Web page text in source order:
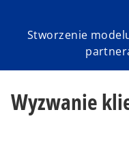
Stworzenie
Wyzwanie